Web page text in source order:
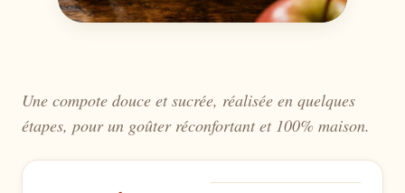
Une compote douce et sucrée, réalisée en quelques
étapes, pour un goûter réconfortant et 100% maison.